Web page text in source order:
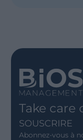
Take care
SOUSCRIRE
Abonnez-vous à